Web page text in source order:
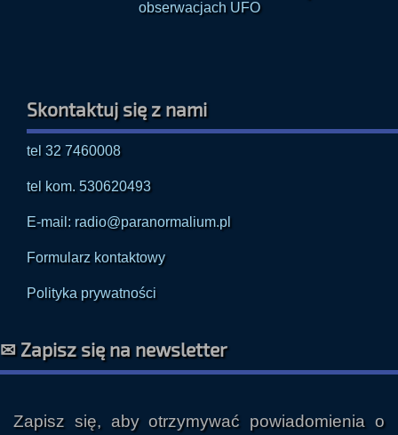
tel kom. 530620493
E-mail: radio@paranormalium.pl
Formularz kontaktowy
Polityka prywatności
✉ Zapisz się na newsletter
Zapisz się, aby otrzymywać powiadomienia o
nowych audycjach i innych publikacjach prosto